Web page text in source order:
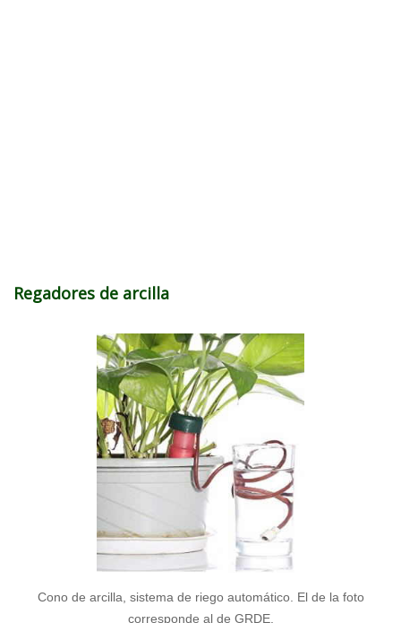
Regadores de arcilla
Cono de arcilla, sistema de riego automático. El de la foto
corresponde al de GRDE.